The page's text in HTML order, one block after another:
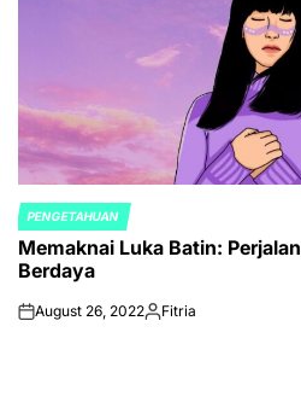
POSTED
IN
PENGETAHUAN
Memaknai Luka Batin:
Berdaya
onAugust 26, 2022Posted
Fitria